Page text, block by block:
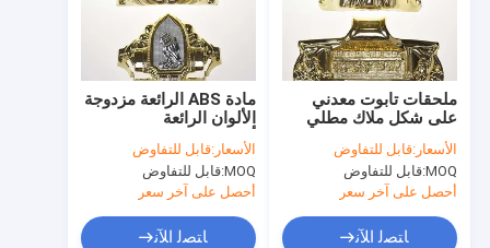
جولة في المعمل
ضبط الجودة
طلب اقتباس
مادة ABS الرائعة مزدوجة
الألوان الرائعة
أكسسوارات تزيين التابوت
الأسعار:قابل للتفاوض
MOQ: قابل للتفاوض
أحصل على آخر سعر
ﺎﺘﺼﻟ ﺍﻶﻧ
ملحقات تابوت معدني
على شكل ملاك مطلي
بالذهب معتمد من قبل
SGS
الأسعار:قابل للتفاوض
MOQ: قابل للتفاوض
أحصل على آخر سعر
ﺎﺘﺼﻟ ﺍﻶﻧ